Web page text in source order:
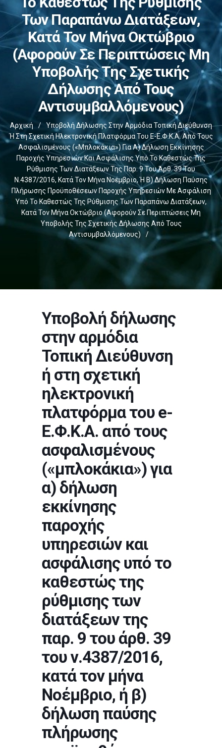
Των Παραπάνω Διατάξεων,
Κατά Τον Μήνα Οκτώβριο
(αφορούν Σε Περιπτώσεις Μη
Υποβολής Της Σχετικής
Δήλωσης Από Τους
Αντισυμβαλλόμενους)
Αρχική /
Υποβολή Δήλωσης Στην Αρμόδια Τοπική Διεύθυνση
Ή Στη Σχετική Ηλεκτρονική Πλατφόρμα Του E-Ε.Φ.Κ.Α. Από Τους
Ασφαλισμένους («μπλοκάκια») Για Α) Δήλωση Εκκίνησης
Παροχής Υπηρεσιών Και Ασφάλισης Υπό Το Καθεστώς Της
Ρύθμισης Των Διατάξεων Της Παρ. 9 Του Άρθ. 39 Του
Ν.4387/2016, Κατά Τον Μήνα Νοέμβριο, Ή Β) Δήλωση Παύσης
Πλήρωσης Προϋποθέσεων Παροχής Υπηρεσιών Με Ασφάλιση
Υπό Το Καθεστώς Της Ρύθμισης Των Παραπάνω Διατάξεων,
Κατά Τον Μήνα Οκτώβριο (αφορούν Σε Περιπτώσεις Μη
Υποβολής Της Σχετικής Δήλωσης Από Τους
Αντισυμβαλλόμενους)
/
Υποβολή δήλωσης
στην αρμόδια
Τοπική Διεύθυνση
ή στη σχετική
ηλεκτρονική
πλατφόρμα του e-
Ε.Φ.Κ.Α. από τους
ασφαλισμένους
(«μπλοκάκια») για
α) δήλωση
εκκίνησης
παροχής
υπηρεσιών και
ασφάλισης υπό το
καθεστώς της
ρύθμισης των
διατάξεων της
παρ. 9 του άρθ. 39
του ν.4387/2016,
κατά τον μήνα
Νοέμβριο, ή β)
δήλωση παύσης
πλήρωσης